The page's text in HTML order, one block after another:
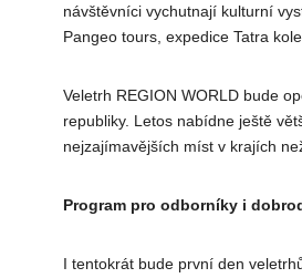
návštěvníci vychutnají kulturní
Pangeo tours, expedice Tatra
Veletrh REGION WORLD bude
republiky. Letos nabídne ještě
nejzajímavějších míst v krajích
Program pro odborníky i
I tentokrát bude první den